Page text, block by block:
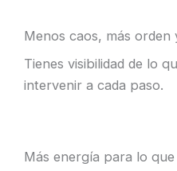
Menos caos, más
Tienes visibilidad de lo
intervenir a cada paso.
Más energía para lo